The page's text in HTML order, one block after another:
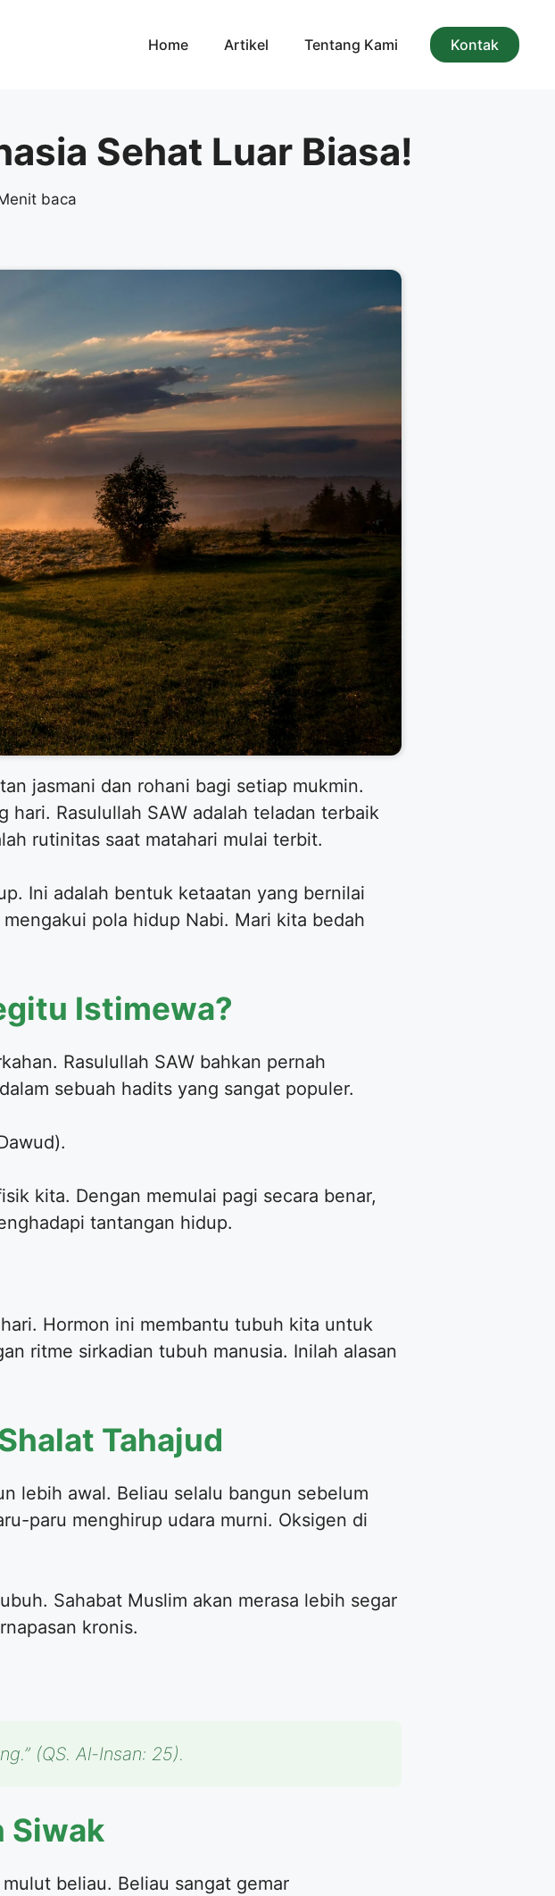
Home Artikel Tentang Kami Kontak
Sehat Luar Biasa!
baca
jasmani dan rohani bagi setiap mukmin.
Rasulullah SAW adalah teladan terbaik
rutinitas saat matahari mulai terbit.
Ini adalah bentuk ketaatan yang bernilai
pola hidup Nabi. Mari kita bedah
Istimewa?
Rasulullah SAW bahkan pernah
sebuah hadits yang sangat populer.
kita. Dengan memulai pagi secara benar,
tantangan hidup.
Hormon ini membantu tubuh kita untuk
ritme sirkadian tubuh manusia. Inilah alasan
Tahajud
lebih awal. Beliau selalu bangun sebelum
paru menghirup udara murni. Oksigen di
Sahabat Muslim akan merasa lebih segar
kronis.
(QS. Al-Insan: 25).
Siwak
beliau. Beliau sangat gemar